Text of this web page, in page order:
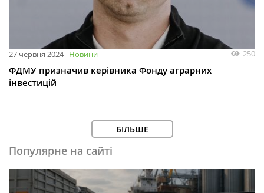
27 червня 2024 Новини 250
ФДМУ призначив керівника Фонду аграрних
інвестицій
БІЛЬШЕ
Популярне на сайті